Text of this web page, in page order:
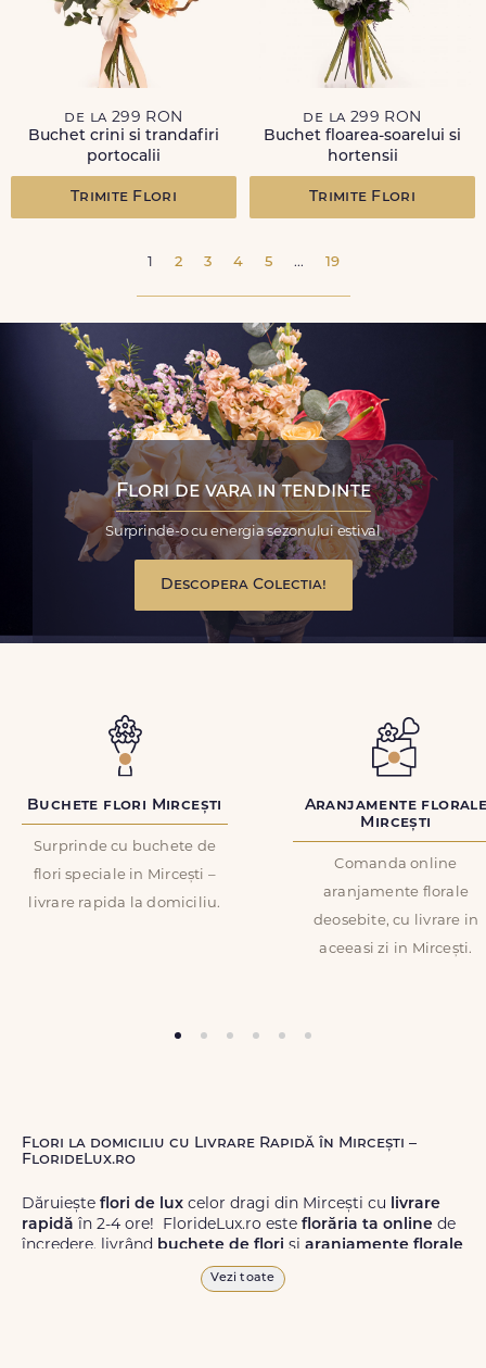
de la 299 RON
Buchet crini si trandafiri
portocalii
Trimite Flori
de la 299 RON
Buchet floarea-soarelui si
hortensii
Trimite Flori
1 2 3 4 5 ... 19
Flori de vara in tendinte
Surprinde-o cu energia sezonului estival
Descopera Colectia!
Buchete flori Mircești
Surprinde cu buchete de
flori speciale in Mircești –
livrare rapida la domiciliu.
Aranjamente
Mircești
Comanda online
aranjamente florale
deosebite, cu livrare in
aceeasi zi in Mircești.
Flori la domiciliu cu Livrare Rapidă în Mircești –
FlorideLux.ro
Dăruiește flori de lux celor dragi din Mircești cu livrare
rapidă în 2-4 ore! FlorideLux.ro este florăria ta online de
încredere, livrând buchete de flori și aranjamente florale
de calitate superioară în Mircești și în toată România.
Vezi toate